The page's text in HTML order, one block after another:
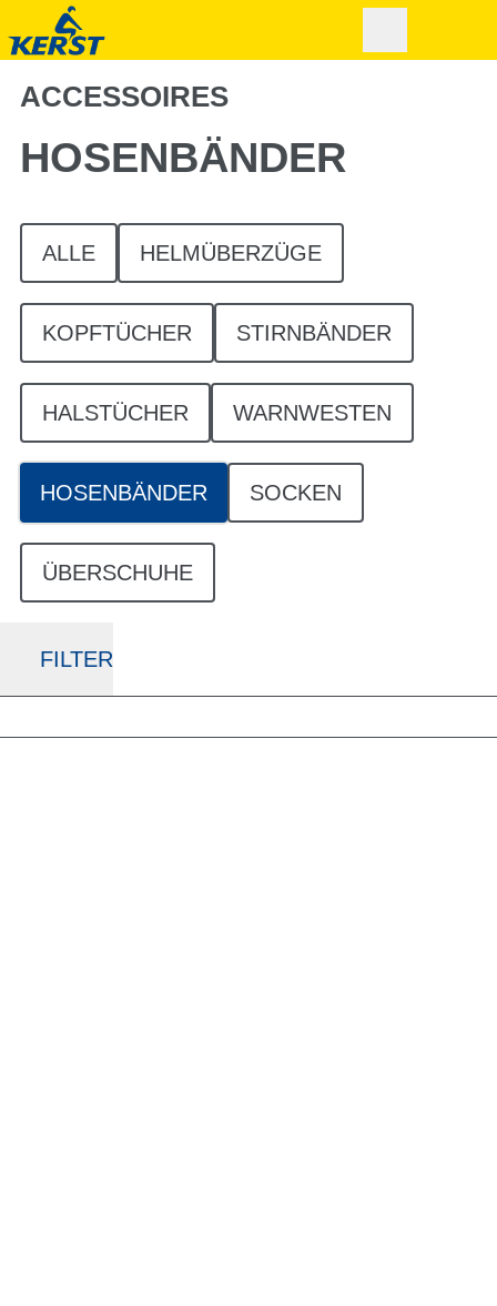
ACCESSOIRES
HOSENBÄNDER
ALLE HELMÜBERZÜGE
KOPFTÜCHER STIRNBÄNDER
HALSTÜCHER WARNWESTEN
HOSENBÄNDER SOCKEN
ÜBERSCHUHE
FILTER